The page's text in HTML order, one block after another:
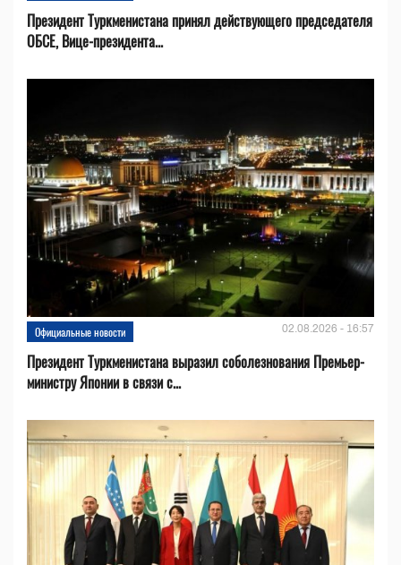
Президент Туркменистана принял действующего председателя
ОБСЕ, Вице-президента...
Официальные новости 02.08.2026 - 16:57
Президент Туркменистана выразил соболезнования Премьер-
министру Японии в связи с...